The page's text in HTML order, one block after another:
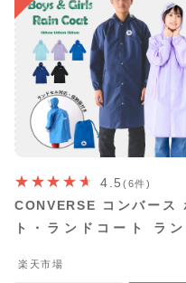
4.5(6件)
CONVERSE コンバース
ト・ランドコート ラ
学 無地 野外活動 キャン
楽天市場